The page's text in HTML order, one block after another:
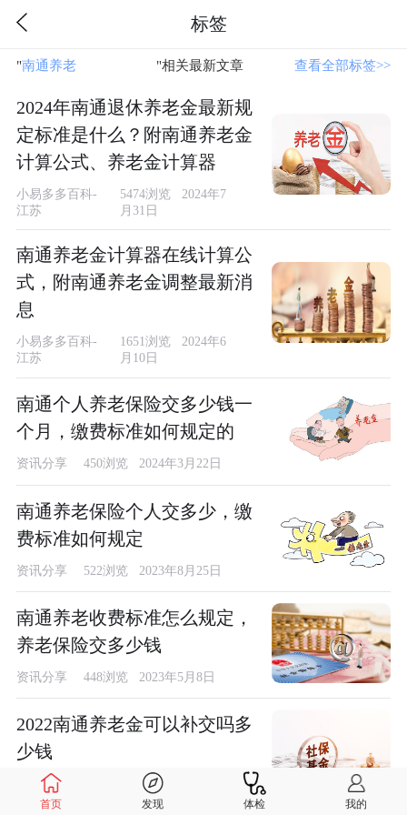
标签
"南通养老 "相关最新文章 查看全部标签>>
2024年南通退休养老金最新规
定标准是什么？附南通养老金
计算公式、养老金计算器
小易多多百科-
江苏
5474浏览 2024年7
月31日
南通养老金计算器在线计算公
式，附南通养老金调整最新消
息
小易多多百科-
江苏
1651浏览 2024年6
月10日
南通个人养老保险交多少钱一
个月，缴费标准如何规定的
资讯分享 450浏览 2024年3月22日
南通养老保险个人交多少，缴
费标准如何规定
资讯分享 522浏览 2023年8月25日
南通养老收费标准怎么规定，
养老保险交多少钱
资讯分享 448浏览 2023年5月8日
2022南通养老金可以补交吗多
少钱
网络 450浏览 2022年12月24日
首页 发现 体检 我的